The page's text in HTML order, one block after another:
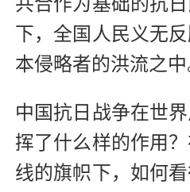
共合作为基础的抗
下，全国人民义无
本侵略者的洪流之中
中国抗日战争在世
挥了什么样的作用
线的旗帜下，如何